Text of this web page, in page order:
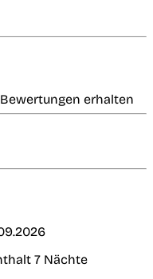
erhalten
7 Nächte